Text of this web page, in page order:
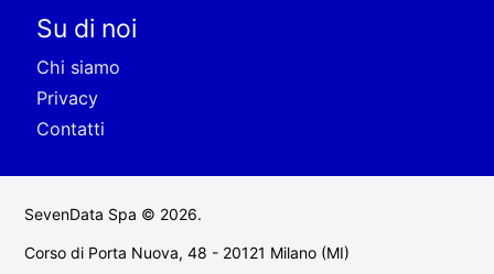
Su di noi
Chi siamo
Privacy
Contatti
SevenData Spa © 2026.
Corso di Porta Nuova, 48 - 20121 Milano (MI)